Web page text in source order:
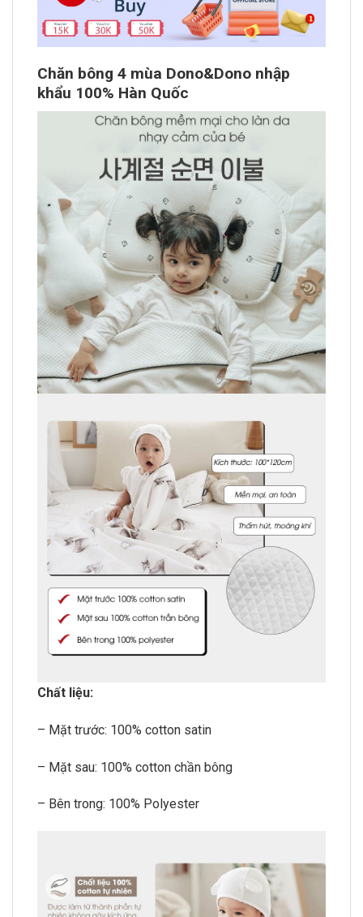
Chăn bông 4 mùa Dono&Dono nhập
khẩu 100% Hàn Quốc
Chất liệu:
– Mặt trước: 100% cotton satin
– Mặt sau: 100% cotton chần bông
– Bên trong: 100% Polyester